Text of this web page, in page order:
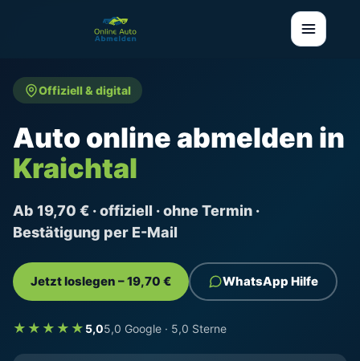
Offiziell & digital
Auto online abmelden in
Kraichtal
Ab 19,70 € · offiziell · ohne Termin ·
Bestätigung per E-Mail
Jetzt loslegen – 19,70 € WhatsApp Hilfe
★★★★★ 5,05,0 Google · 5,0 Sterne